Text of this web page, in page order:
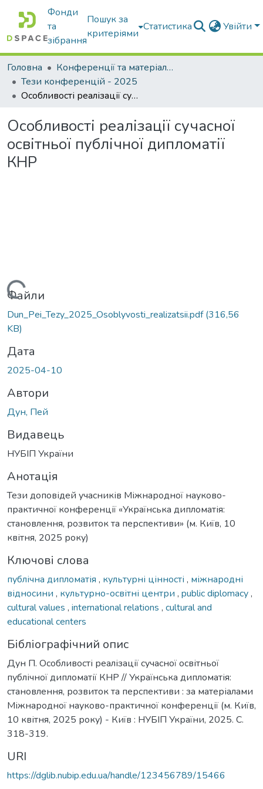
Фонди
та
зібрання
Пошук за
критеріями
Статистика Увійти
Головна
Конференції та матеріали конференцій
Тези конференцій - 2025
Особливості реалізації сучасної освітньої публічної дипломатії КНР
Особливості реалізації сучасної
освітньої публічної дипломатії
КНР
Вантажиться...
Файли
Dun_Pei_Tezy_2025_Osoblyvosti_realizatsii.pdf(316,56
KB)
Дата
2025-04-10
Автори
Дун, Пей
Видавець
НУБІП України
Анотація
Тези доповідей учасників Міжнародної науково-
практичної конференції «Українська дипломатія:
становлення, розвиток та перспективи» (м. Київ, 10
квітня, 2025 року)
Ключові слова
публічна дипломатія , культурні цінності , міжнародні
відносини , культурно-освітні центри , public diplomacy,
cultural values , international relations , cultural and
educational centers
Бібліографічний опис
Дун П. Особливості реалізації сучасної освітньої
публічної дипломатії КНР // Українська дипломатія:
становлення, розвиток та перспективи : за матеріалами
Міжнародної науково-практичної конференції (м. Київ,
10 квітня, 2025 року) - Київ : НУБІП України, 2025. С.
318-319.
URI
https://dglib.nubip.edu.ua/handle/123456789/15466